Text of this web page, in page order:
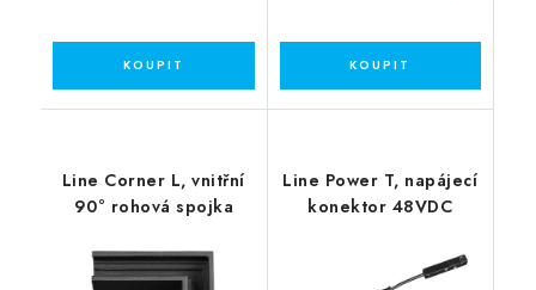
Line Corner L, vnitřní
90° rohová spojka
Line Power T, napájecí
konektor 48VDC